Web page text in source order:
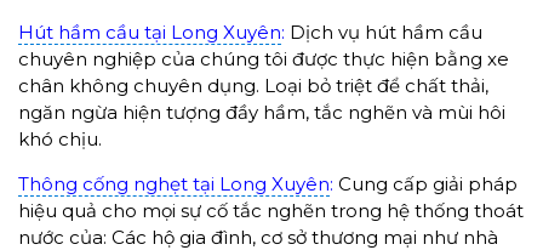
Hút hầm cầu tại Long Xuyên: Dịch vụ hút hầm cầu
chuyên nghiệp của chúng tôi được thực hiện bằng xe
chân không chuyên dụng. Loại bỏ triệt để chất thải,
ngăn ngừa hiện tượng đầy hầm, tắc nghẽn và mùi hôi
khó chịu.
Thông cống nghẹt tại Long Xuyên: Cung cấp giải pháp
hiệu quả cho mọi sự cố tắc nghẽn trong hệ thống thoát
nước của: Các hộ gia đình, cơ sở thương mại như nhà